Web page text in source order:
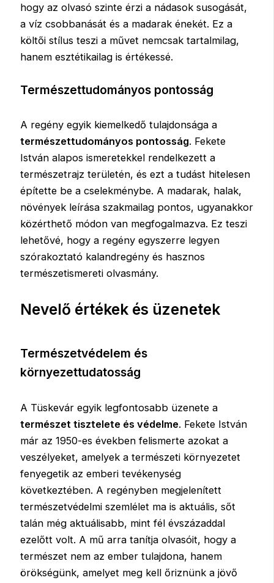
hogy az olvasó szinte érzi a nádasok susogását,
a víz csobbanását és a madarak énekét. Ez a
költői stílus teszi a művet nemcsak tartalmilag,
hanem esztétikailag is értékessé.
Természettudományos pontosság
A regény egyik kiemelkedő tulajdonsága a
természettudományos pontosság. Fekete
István alapos ismeretekkel rendelkezett a
természetrajz területén, és ezt a tudást hitelesen
építette be a cselekménybe. A madarak, halak,
növények leírása szakmailag pontos, ugyanakkor
közérthető módon van megfogalmazva. Ez teszi
lehetővé, hogy a regény egyszerre legyen
szórakoztató kalandregény és hasznos
természetismereti olvasmány.
Nevelő értékek és üzenetek
Természetvédelem és
környezettudatosság
A Tüskevár egyik legfontosabb üzenete a
természet tisztelete és védelme. Fekete István
már az 1950-es években felismerte azokat a
veszélyeket, amelyek a természeti környezetet
fenyegetik az emberi tevékenység
következtében. A regényben megjelenített
természetvédelmi szemlélet ma is aktuális, sőt
talán még aktuálisabb, mint fél évszázaddal
ezelőtt volt. A mű arra tanítja olvasóit, hogy a
természet nem az ember tulajdona, hanem
örökségünk, amelyet meg kell őriznünk a jövő